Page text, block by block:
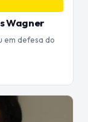
Wagner
em defesa do